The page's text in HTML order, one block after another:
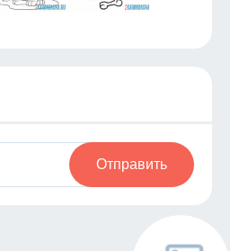
Отправить